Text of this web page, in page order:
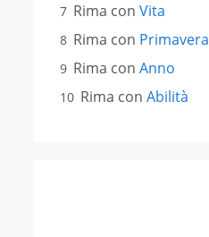
Rima con Vita
Rima con Primavera
Rima con Anno
Rima con Abilità